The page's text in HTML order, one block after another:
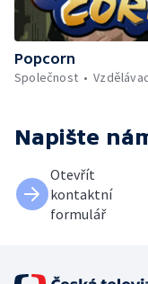
Popcorn
Společnost
Napište
Otevřít
kontaktní
formulář